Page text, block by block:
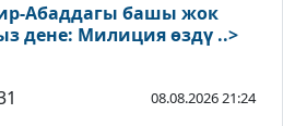
Абаддагы башы жок
дене: Милиция өздү ..>
08.08.2026 21:24